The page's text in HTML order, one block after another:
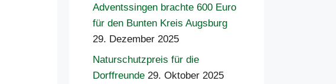
Adventssingen brachte 600 Euro
für den Bunten Kreis Augsburg
29. Dezember 2025
Naturschutzpreis für die
Dorffreunde 29. Oktober 2025